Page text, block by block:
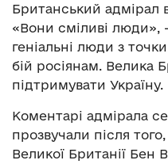
Британський адмірал
«Вони сміливі люди»,
геніальні люди з
бій росіянам. Велика
підтримувати Україну.
Коментарі адмірала
прозвучали після
Великої Британії Бен